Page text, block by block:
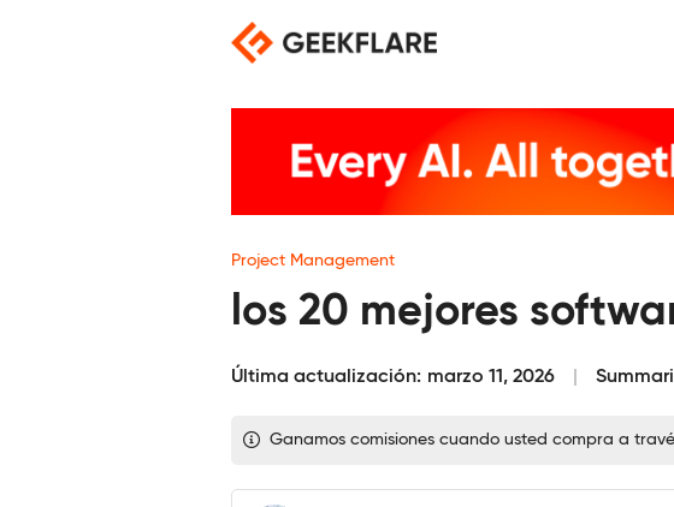
Project Management
los 20 mejores
Última actualización: marzo 11, 2026
Ganamos comisiones cuando usted compra a